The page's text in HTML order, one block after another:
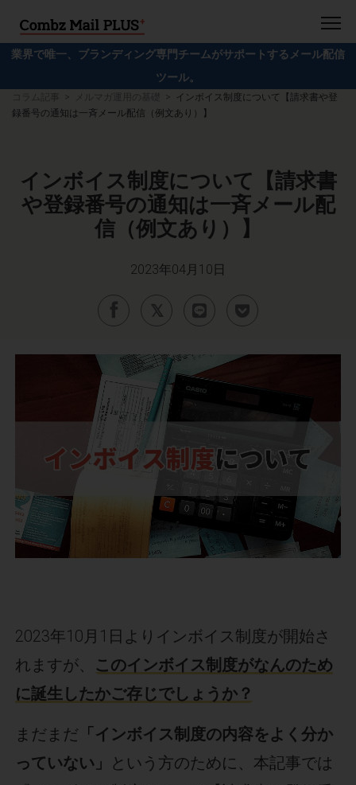
業界で唯一、ブランディング専門チームがサポートするメール配信
ツール。
インボイス制度について【請求書や登
録番号の通知は一斉メール配信（例文あり）】
インボイス制度について【請求書
や登録番号の通知は一斉メール配
信（例文あり）】
2023年04月10日
2023年10月1日よりインボイス制度が開始さ
れますが、 このインボイス制度がなんのため
に誕生したかご存じでしょうか？
まだまだ 「インボイス制度の内容をよく分か
っていない」
という方のために、本記事では